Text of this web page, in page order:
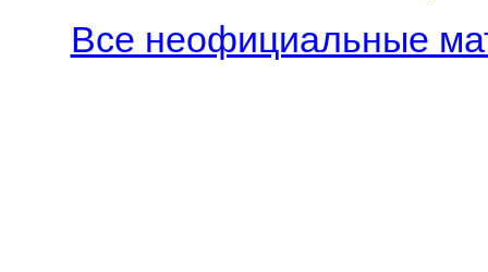
Все неофициальные